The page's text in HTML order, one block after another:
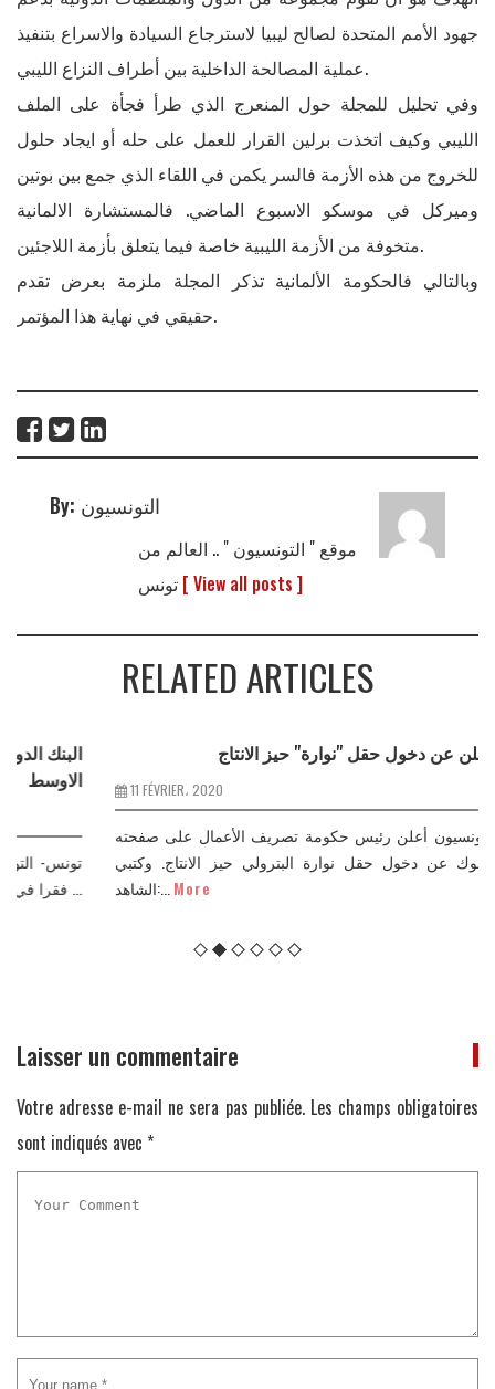
جهود الأمم المتحدة لصالح ليبيا لاسترجاع السيادة والاسراع بتنفيذ
عملية المصالحة الداخلية بين أطراف النزاع الليبي.
وفي تحليل للمجلة حول المنعرج الذي طرأ فجأة على الملف
الليبي وكيف اتخذت برلين القرار للعمل على حله أو ايجاد حلول
للخروج من هذه الأزمة فالسر يكمن في اللقاء الذي جمع بين بوتين
وميركل في موسكو الاسبوع الماضي. فالمستشارة الالمانية
متخوفة من الأزمة الليبية خاصة فيما يتعلق بأزمة اللاجئين.
وبالتالي فالحكومة الألمانية تذكر المجلة ملزمة بعرض تقدم
حقيقي في نهاية هذا المؤتمر.
By: التونسيون
موقع " التونسيون " .. العالم من
[ View all posts ]
RELATED ARTICLES
الشاهد يعلن عن دخول حقل "نوارة" حيز الانتاج
11 FÉVRIER، 2020
تونس- التونسيون أعلن رئيس حكومة تصريف الأعمال على صفحته
على فيسبوك عن دخول حقل نوارة البترولي حيز الانتاج. وكتبي
More
Laisser un commentaire
Votre adresse e-mail ne sera pas publiée. Les champs obligatoires
sont indiqués avec *